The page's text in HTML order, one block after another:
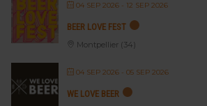
04 SEP 2026 - 12 SEP 2026
BEER LOVE FEST
Montpellier (34)
04 SEP 2026 - 05 SEP 2026
WE LOVE BEER